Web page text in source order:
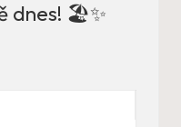
dnes! 🏖️✨